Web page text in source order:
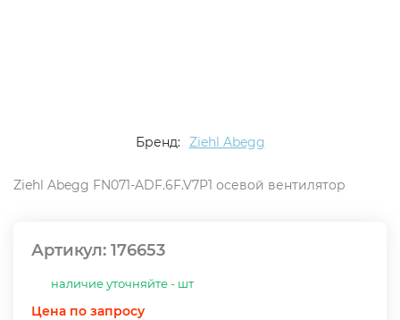
Бренд: Ziehl Abegg
Ziehl Abegg FN071-ADF.6F.V7P1 осевой вентилятор
Артикул: 176653
наличие уточняйте - шт
Цена по запросу